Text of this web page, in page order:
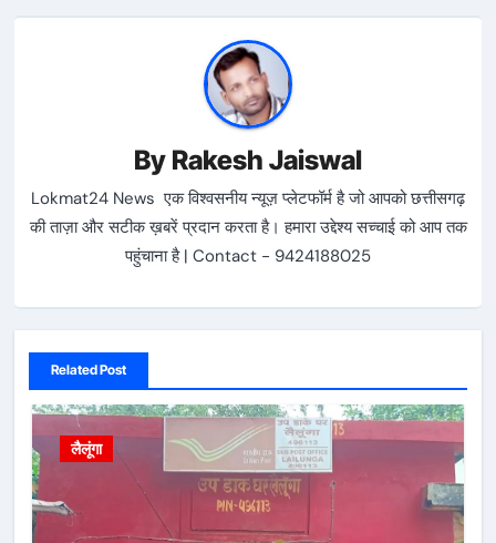
By Rakesh Jaiswal
Lokmat24 News एक विश्वसनीय न्यूज़ प्लेटफॉर्म है जो आपको छत्तीसगढ़
की ताज़ा और सटीक ख़बरें प्रदान करता है। हमारा उद्देश्य सच्चाई को आप तक
पहुंचाना है | Contact - 9424188025
Related Post
लैलूंगा